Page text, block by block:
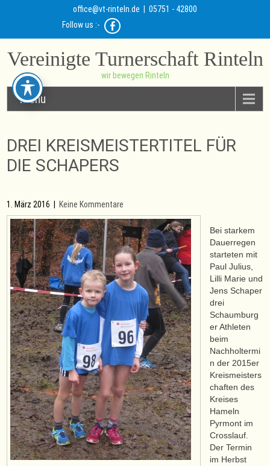
office@vt-rinteln.de | 05751 - 42800
Follow us :-
Vereinigte Turnerschaft Rinteln
wir bewegen Rinteln
Menu
DREI KREISMEISTERTITEL FÜR
DIE SCHAPERS
1. März 2016 Keine Kommentare
Bei starkem
Dauerregen
starteten mit
Paul Julius,
Lilli Marie und
Jens Schaper
drei
Schaumburg
er Athleten
beim
Nachholtermi
n der 2015er
Kreismeisters
chaften des
Kreises
Hameln
Pyrmont im
Crosslauf.
Der Termin
im Herbst